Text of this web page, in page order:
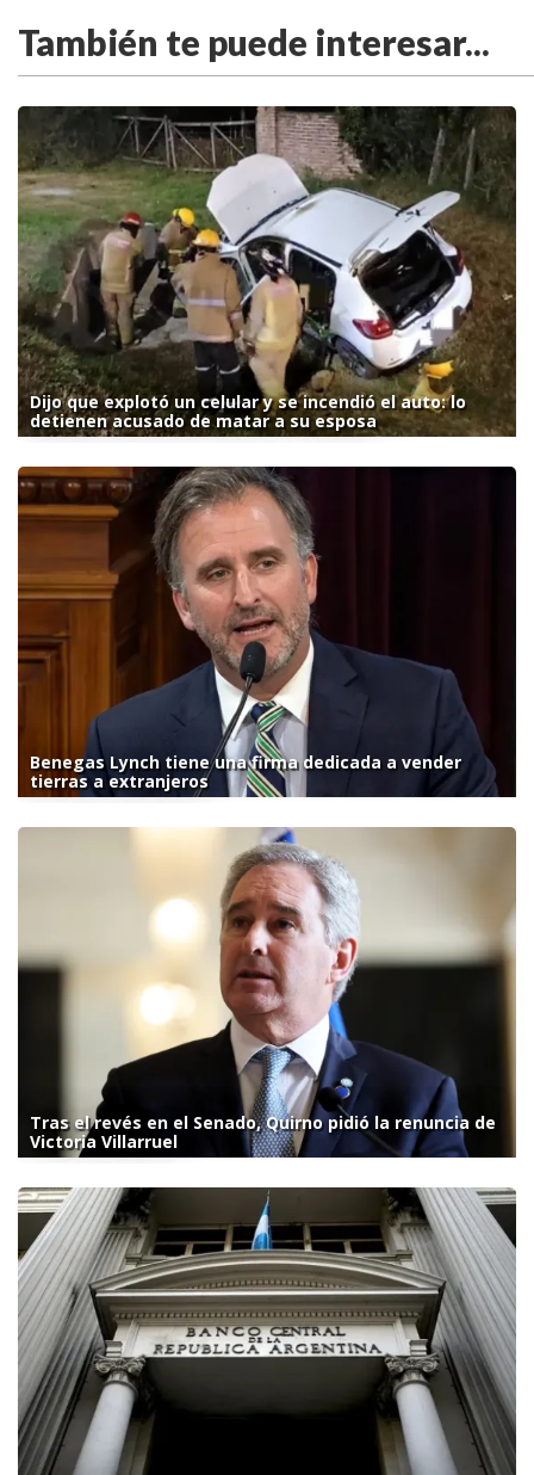
También te puede interesar...
Dijo que explotó un celular y se incendió el auto: lo
detienen acusado de matar a su esposa
Benegas Lynch tiene una firma dedicada a vender
tierras a extranjeros
Tras el revés en el Senado, Quirno pidió la renuncia de
Victoria Villarruel